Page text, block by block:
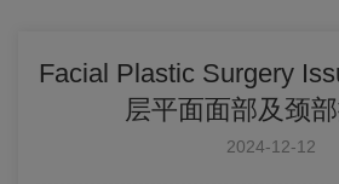
Facial Plastic Surgery
层平面面部及颈
2024-12-12